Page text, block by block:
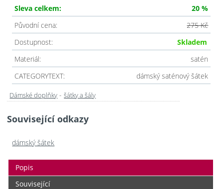
Sleva celkem:
20 %
Původní cena:
275 Kč
Dostupnost:
Skladem
Materiál:
satén
CATEGORYTEXT:
dámský saténový šátek
Dámské doplňky -šátky a šály
Související odkazy
dámský šátek
Popis
Související